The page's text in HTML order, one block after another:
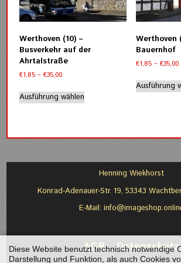
können
auf
gewählt
Werthoven (10) –
Busverkehr auf der
Ahrtalstraße
€1,85 –€35,00Preisspanne:
bis
€35,00
Ausführung wählen
Varianten
Optionen
auf
der
werden
Werthoven
Bauernhof
€1,85 – €35,00
Ausführung
Henning Wiekhorst
Konrad-Adenauer-Str. 19, 53343
E-Mail:
AGB-Datenschutz
Diese Website benutzt technisch notwendige
Darstellung und Funktion, als auch Cookies